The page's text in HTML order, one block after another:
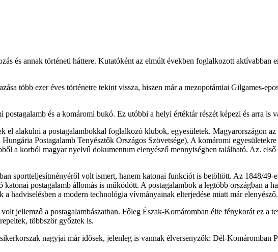
és annak történeti háttere. Kutatóként az elmúlt években foglalkozott
több ezer éves történetre tekint vissza, hiszen már a mezopotámiai Gilgames-
és a komáromi bukó. Ez utóbbi a helyi értéktár részét képezi és arra is
el alakulni a postagalambokkal foglalkozó klubok, egyesületek. Magyarországon
Postagalamb Tenyésztők Országos Szövetsége). A komáromi
a korból magyar nyelvű dokumentum elenyésző mennyiségben található. Az.
sportteljesítményéről volt ismert, hanem katonai funkciót is betöltött. Az 1848/
postagalamb állomás is működött. A postagalambok a legtöbb országban a
hadviselésben a modern technológia vívmányainak elterjedése miatt már elenyésző.
jellemző a postagalambászatban. Főleg Észak-Komáromban élte fénykorát ez a
többször győztek is.
nagyjai már idősek, jelenleg is vannak élversenyzők: Dél-